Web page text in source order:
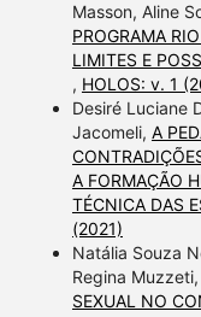
Masson, Aline
PROGRAMA
LIMITES E
, HOLOS: v. 1
Desiré Luciane
Jacomeli, A
A FORMAÇÃO
TÉCNICA DAS
(2021)
Natália Souza
Regina
SEXUAL NO